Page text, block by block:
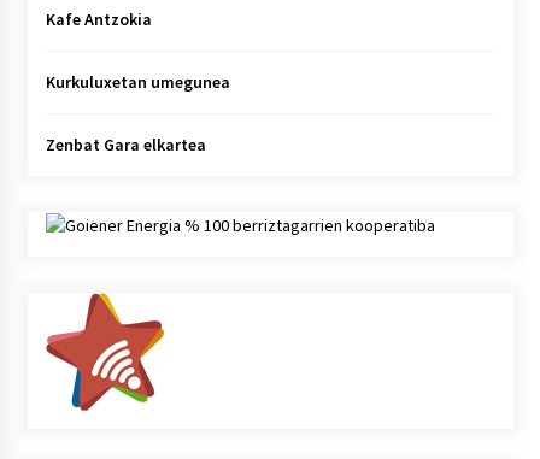
Kafe Antzokia
Kurkuluxetan umegunea
Zenbat Gara elkartea